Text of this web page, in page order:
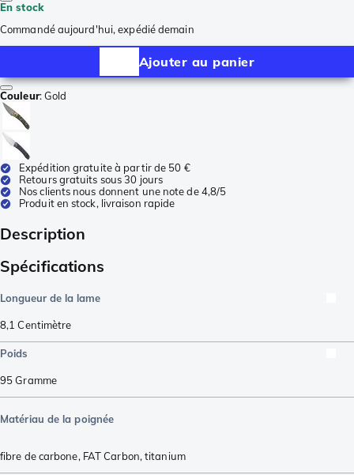
En stock
Commandé aujourd'hui, expédié demain
Ajouter au panier
Couleur:Gold
Expédition gratuite à partir de 50 €
Retours gratuits sous 30 jours
Nos clients nous donnent une note de 4,8/5
Produit en stock, livraison rapide
Description
Spécifications
Longueur de la lame
8,1 Centimètre
Poids
95Gramme
Matériau de la poignée
fibre de carbone, FAT Carbon,titanium